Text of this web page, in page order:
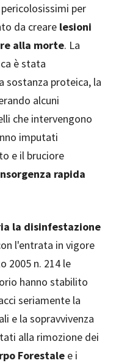
per
da creare lesioni
alla morte. La
è stata
sostanza proteica, la
alcuni
che intervengono
imputati
e il bruciore
rapida
la disinfestazione
l'entrata in vigore
2005 n. 214 le
hanno stabilito
seriamente la
e la sopravvivenza
alla rimozione dei
Forestale e i